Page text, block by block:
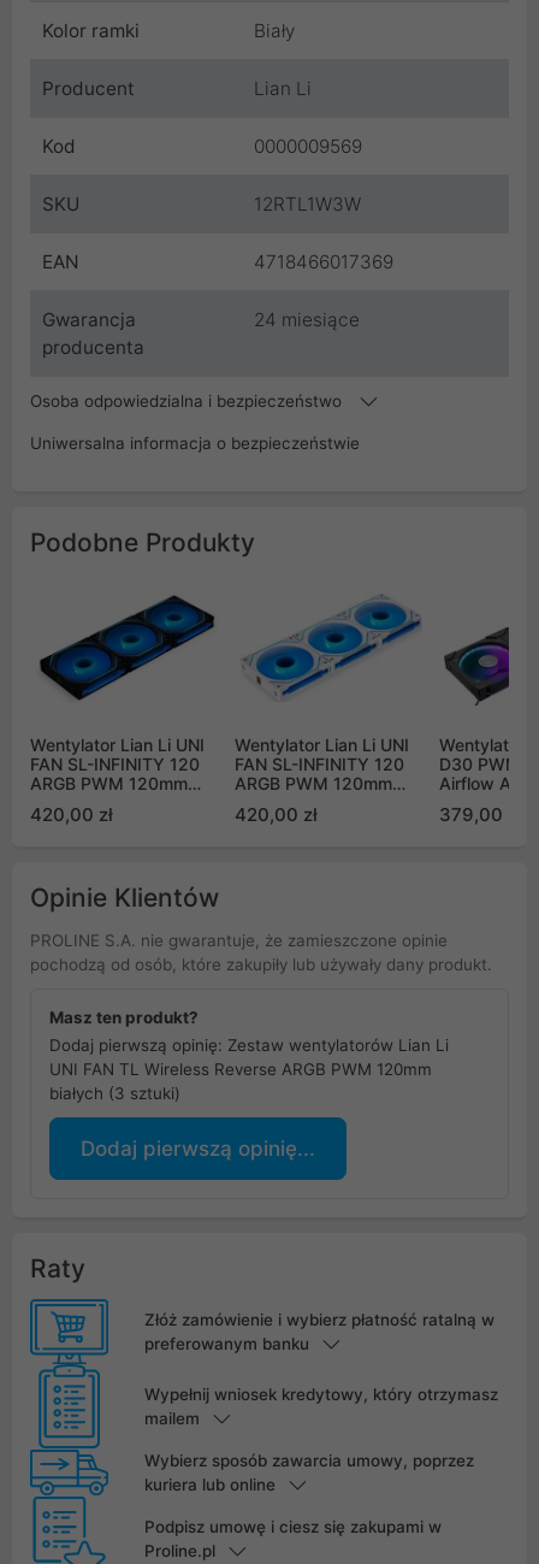
Kolor ramki Biały
Producent Lian Li
Kod 0000009569
SKU 12RTL1W3W
EAN 4718466017369
Gwarancja
producenta
24 miesiące
Osoba odpowiedzialna i bezpieczeństwo
Uniwersalna informacja o bezpieczeństwie
Podobne Produkty
Wentylator Lian Li UNI
FAN SL-INFINITY 120
ARGB PWM 120mm
kontroler)
420,00 zł
Wentylator Lian Li UNI
FAN SL-INFINITY 120
ARGB PWM 120mm
kontroler)
420,00 zł
Wentylator
D30 PWM
Airflow
379,00 zł
Opinie Klientów
PROLINE S.A. nie gwarantuje, że zamieszczone opinie
pochodzą od osób, które zakupiły lub używały dany produkt.
Masz ten produkt?
Dodaj pierwszą opinię: Zestaw wentylatorów Lian Li
UNI FAN TL Wireless Reverse ARGB PWM 120mm
białych (3 sztuki)
Dodaj pierwszą opinię...
Raty
Złóż zamówienie i wybierz płatność ratalną w
preferowanym banku
Wypełnij wniosek kredytowy, który otrzymasz
mailem
Wybierz sposób zawarcia umowy, poprzez
kuriera lub online
Podpisz umowę i ciesz się zakupami w
Proline.pl